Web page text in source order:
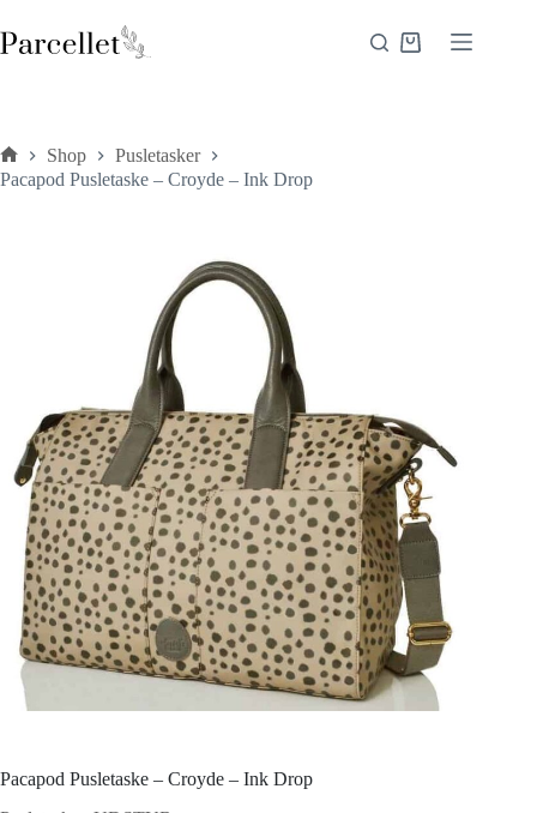
til
indhold
Indkøbskurv
Forside
Shop
Pusletasker
Pacapod Pusletaske – Croyde – Ink Drop
Pacapod Pusletaske – Croyde – Ink Drop